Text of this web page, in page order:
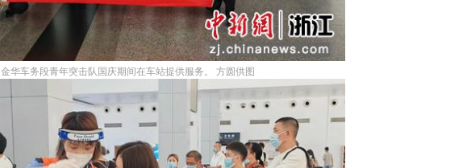
金华车务段青年突击队国庆期间在车站提供服务。 方圆供图